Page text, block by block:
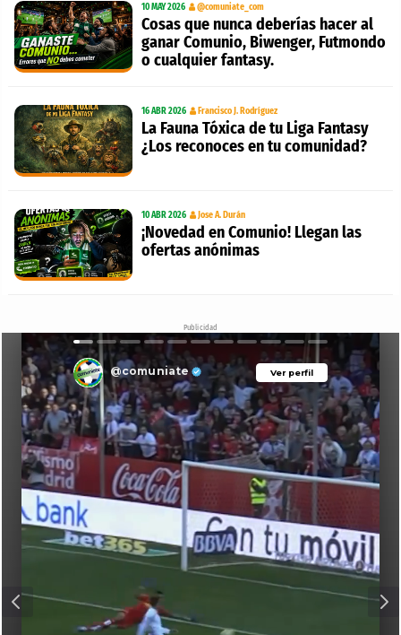
10 MAY 2026 @comuniate_com
Cosas que nunca deberías hacer al
ganar Comunio, Biwenger, Futmondo
o cualquier fantasy.
16 ABR 2026 Francisco J. Rodríguez
La Fauna Tóxica de tu Liga Fantasy
¿Los reconoces en tu comunidad?
10 ABR 2026 Jose A. Durán
¡Novedad en Comunio! Llegan las
ofertas anónimas
Publicidad
Ver perfil
@comuniate Ver perfil